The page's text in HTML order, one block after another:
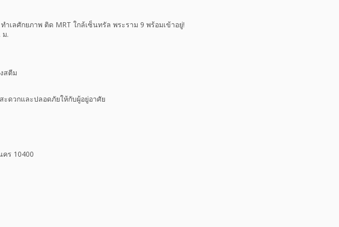
ำเลศักยภาพ ติด MRT ใกล้เซ็นทรัล พระราม 9 พร้อมเข้าอยู่!
ม.
สตีม
ดวกและปลอดภัยให้กับผู้อยู่อาศัย
ร 10400